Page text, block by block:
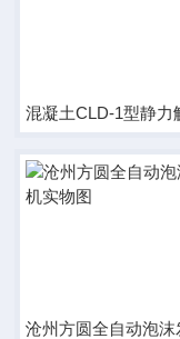
混凝土CLD-1型静力
沧州方圆全自动泡沫